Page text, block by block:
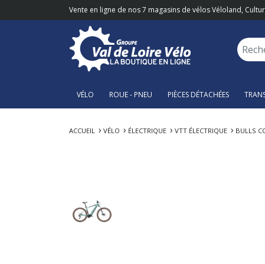
Vente en ligne de nos 7 magasins de vélos Véloland,
VÉLO ROUE - PNEU PIÈCES DÉTACHÉES
ACCUEIL VÉLO ÉLECTRIQUE VTT ÉLECTRIQUE BULLS